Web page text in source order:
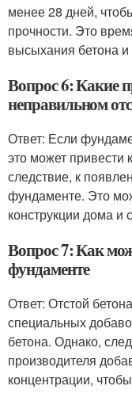
менее 28 дней,
прочности. Это
высыхания бетона и
Вопрос 6: Какие
неправильном
Ответ: Если
это может привести
следствие, к
фундаменте. Это
конструкции дома и
Вопрос 7: Как
фундаменте
Ответ: Отстой
специальных
бетона. Однако,
производителя
концентрации,